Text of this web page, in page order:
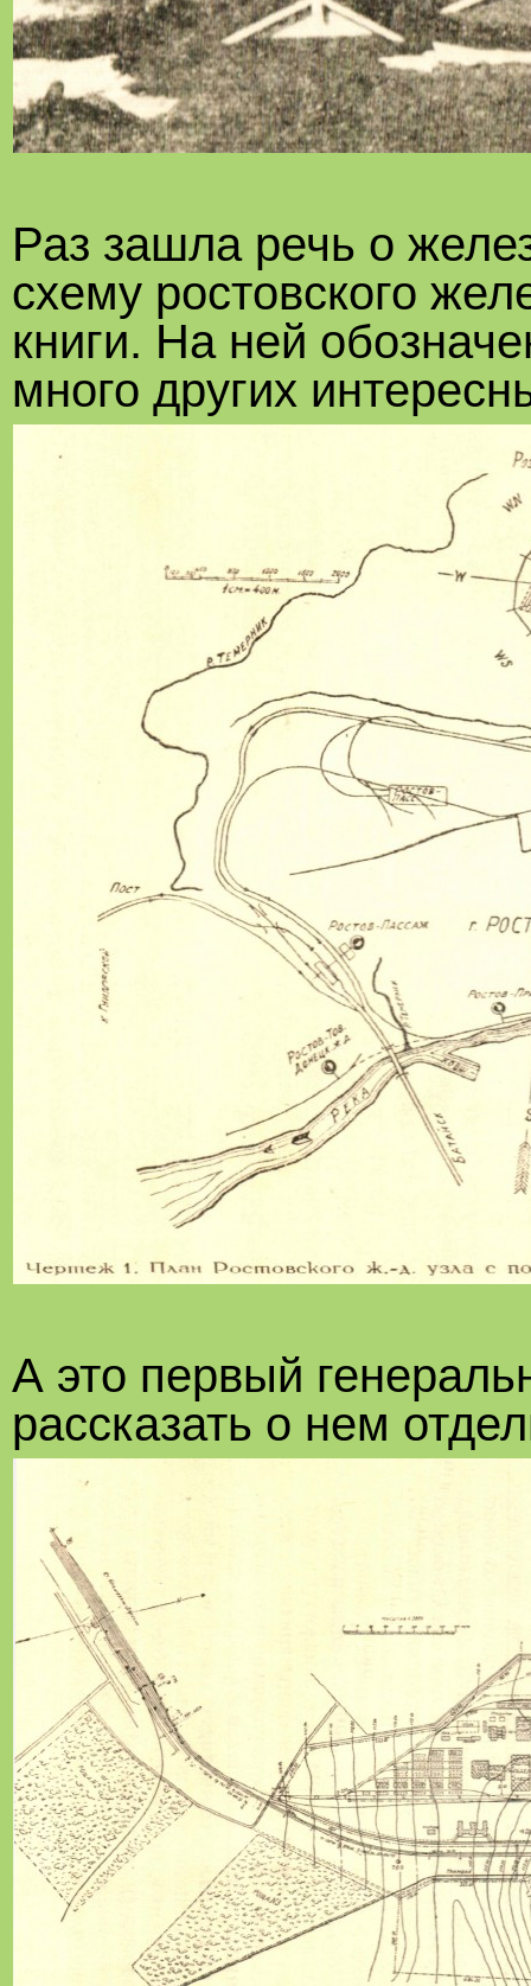
Раз зашла речь о
схему ростовского
книги. На ней
много других
А это первый
рассказать о нем